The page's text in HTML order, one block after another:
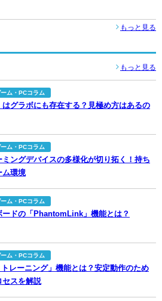
もっと見る
もっと見る
ム・PCコラム
はグラボにも存在する？見極め方はあるの
ム・PCコラム
ミングデバイスの多様化が切り拓く！持ち
ム環境
ム・PCコラム
ードの「PhantomLink」機能とは？
ム・PCコラム
レーニング」機能とは？安定動作のため
セスを解説